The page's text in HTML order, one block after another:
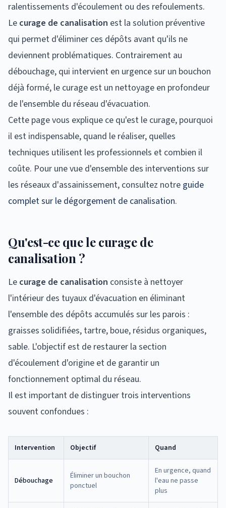
ralentissements d'écoulement ou des refoulements.
Le curage de canalisation est la solution préventive
qui permet d'éliminer ces dépôts avant qu'ils ne
deviennent problématiques. Contrairement au
débouchage, qui intervient en urgence sur un bouchon
déjà formé, le curage est un nettoyage en profondeur
de l'ensemble du réseau d'évacuation.
Cette page vous explique ce qu'est le curage, pourquoi
il est indispensable, quand le réaliser, quelles
techniques utilisent les professionnels et combien il
coûte. Pour une vue d'ensemble des interventions sur
les réseaux d'assainissement, consultez notre guide
complet sur le dégorgement de canalisation.
Qu'est-ce que le curage de
canalisation ?
Le curage de canalisation consiste à nettoyer
l'intérieur des tuyaux d'évacuation en éliminant
l'ensemble des dépôts accumulés sur les parois :
graisses solidifiées, tartre, boue, résidus organiques,
sable. L'objectif est de restaurer la section
d'écoulement d'origine et de garantir un
fonctionnement optimal du réseau.
Il est important de distinguer trois interventions
souvent confondues :
Intervention Objectif Quand
Débouchage
Éliminer un bouchon
ponctuel
En urgence, quand
l'eau ne passe
plus